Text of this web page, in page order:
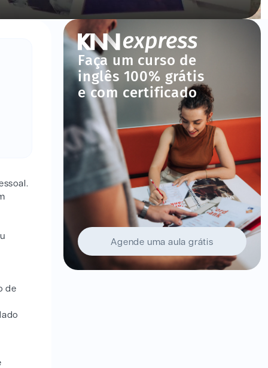
Faça um curso de
inglês 100% grátis
e com certificado
Agende uma aula grátis
de